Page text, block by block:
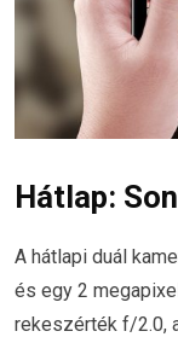
Hátlap:
A hátlapi duál
és egy 2
rekeszérték f/2.0,